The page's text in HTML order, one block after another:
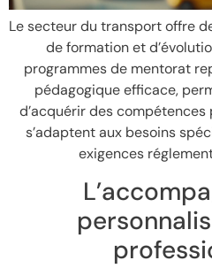
Le secteur du transport offre
de formation et
programmes de mentorat
pédagogique efficace,
d’acquérir des
s’adaptent aux besoins
exigences